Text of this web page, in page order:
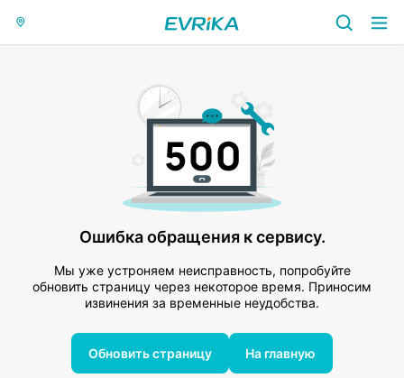
Ошибка обращения к сервису.
Мы уже устроняем неисправность, попробуйте
обновить страницу через некоторое время. Приносим
извинения за временные неудобства.
Обновить страницу На главную